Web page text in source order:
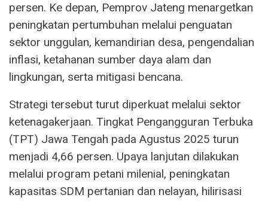
persen. Ke depan, Pemprov Jateng menargetkan
peningkatan pertumbuhan melalui penguatan
sektor unggulan, kemandirian desa, pengendalian
inflasi, ketahanan sumber daya alam dan
lingkungan, serta mitigasi bencana.
Strategi tersebut turut diperkuat melalui sektor
ketenagakerjaan. Tingkat Pengangguran Terbuka
(TPT) Jawa Tengah pada Agustus 2025 turun
menjadi 4,66 persen. Upaya lanjutan dilakukan
melalui program petani milenial, peningkatan
kapasitas SDM pertanian dan nelayan, hilirisasi